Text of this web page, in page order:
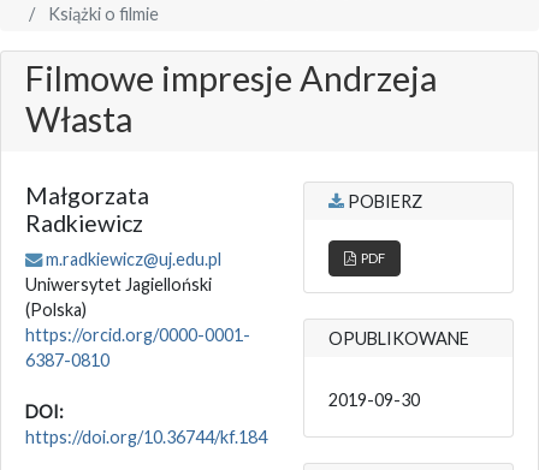
Książki o filmie
Filmowe impresje Andrzeja
Własta
Małgorzata
Radkiewicz
m.radkiewicz@uj.edu.pl
Uniwersytet Jagielloński
(Polska)
https://orcid.org/0000-0001-
6387-0810
DOI:
https://doi.org/10.36744/kf.184
POBIERZ
PDF
OPUBLIKOWANE
2019-09-30